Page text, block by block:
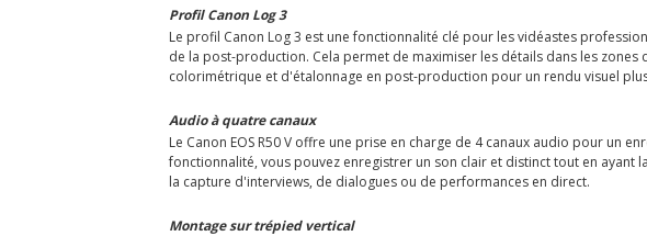
Profil Canon Log 3
Le profil Canon Log 3 est une fonctionnalité clé pour les vidéastes
de la post-production. Cela permet de maximiser les détails dans les
colorimétrique et d'étalonnage en post-production pour un rendu visuel
Audio à quatre canaux
Le Canon EOS R50 V offre une prise en charge de 4 canaux audio pour un
fonctionnalité, vous pouvez enregistrer un son clair et distinct tout en
la capture d'interviews, de dialogues ou de performances en direct.
Montage sur trépied vertical